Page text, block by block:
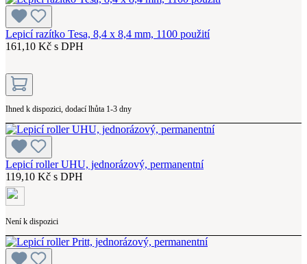
Lepicí razítko Tesa, 8,4 x 8,4 mm, 1100 použití
161,10 Kč s DPH
Ihned k dispozici, dodací lhůta 1-3 dny
Lepicí roller UHU, jednorázový, permanentní
119,10 Kč s DPH
Není k dispozici